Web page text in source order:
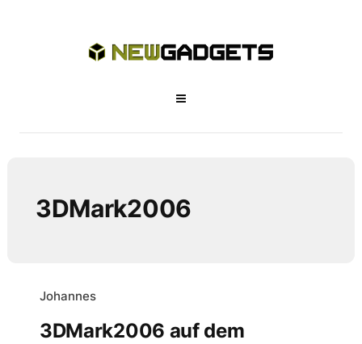
3DMark2006
Johannes
3DMark2006 auf dem